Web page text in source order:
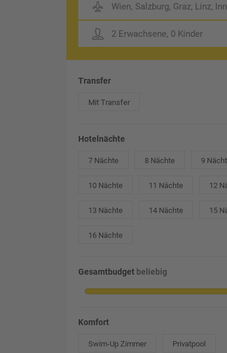
Wien, Salzburg, Graz, Linz,
2 Erwachsene, 0 Kinder
Transfer
Mit Transfer
Hotelnächte
7 Nächte 8 Nächte 9
10 Nächte 11 Nächte 12
13 Nächte 14 Nächte 15
16 Nächte
Gesamtbudget beliebig
Komfort
Swim-Up Zimmer Privatpool